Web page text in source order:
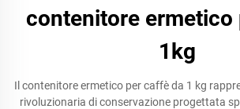
contenitore ermetico
1kg
Il contenitore ermetico per caffè da 1 kg
rivoluzionaria di conservazione progettata